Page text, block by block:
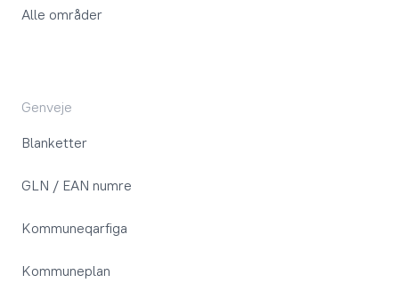
Alle områder
Genveje
Blanketter
GLN / EAN numre
Kommuneqarfiga
Kommuneplan